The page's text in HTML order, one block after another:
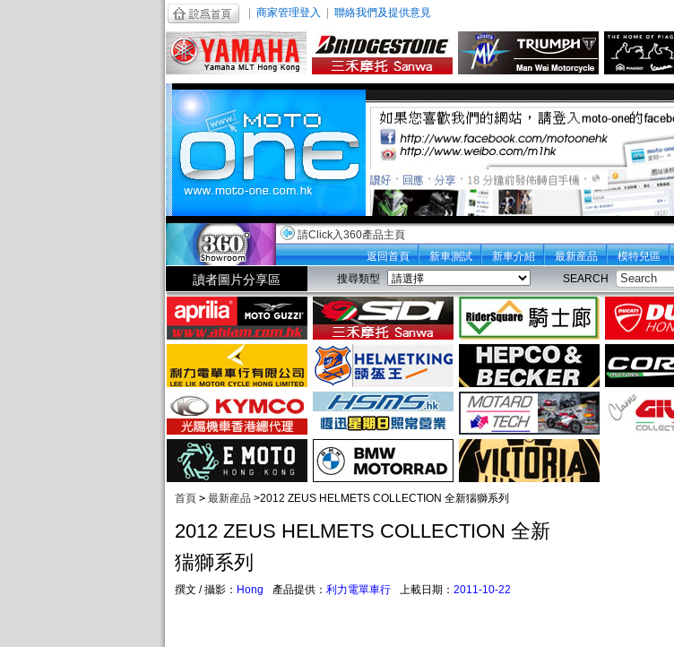
商家管理登入 聯絡我們及提供意見
請Click入360產品主頁
返回首頁
新車測試 新車介紹 最新産品 模特兒區
讀者圖片分享區 搜尋類型 SEARCH
首頁 > 最新産品 >2012 ZEUS HELMETS COLLECTION 全新猯獅系列
2012 ZEUS HELMETS COLLECTION 全新
猯獅系列
撰文 / 攝影： Hong 產品提供： 利力電單車行 上載日期： 2011-10-22